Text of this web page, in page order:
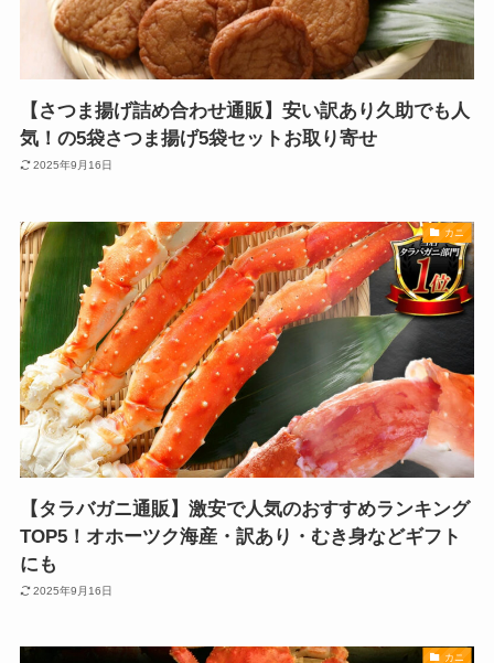
【さつま揚げ詰め合わせ通販】安い訳あり久助でも人
気！の5袋さつま揚げ5袋セットお取り寄せ
2025年9月16日
カニ
【タラバガニ通販】激安で人気のおすすめランキング
TOP5！オホーツク海産・訳あり・むき身などギフト
にも
2025年9月16日
カニ